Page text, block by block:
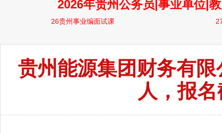
贵州能源集团财务有
人，报